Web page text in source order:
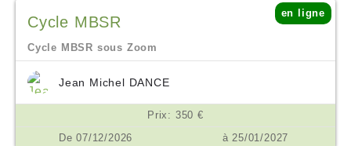
Cycle MBSR
en ligne
Cycle MBSR sous Zoom
Jean Michel DANCE
Prix: 350 €
De 07/12/2026
à 25/01/2027